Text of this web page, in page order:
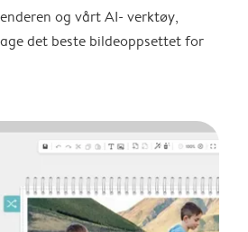
og vårt AI- verktøy,
det beste bildeoppsettet for